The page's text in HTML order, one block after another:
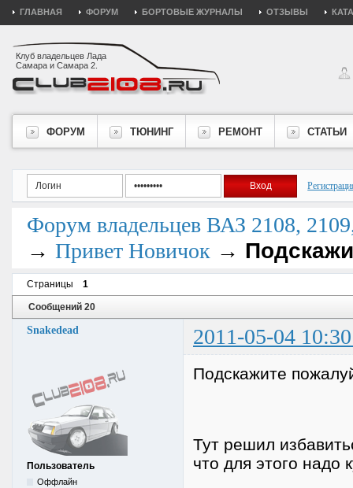
ГЛАВНАЯ ФОРУМ БОРТОВЫЕ ЖУРНАЛЫ ОТЗЫВЫ
Клуб владельцев Лада
Самара и Самара 2.
ФОРУМ ТЮНИНГ РЕМОНТ СТАТЬИ
Форум владельцев ВАЗ 2108,
→ Привет Новичок →
Страницы 1
Сообщений 20
Snakedead 2011-05-04
Пользователь
Оффлайн
Подскажите
Тут решил
что для этого надо